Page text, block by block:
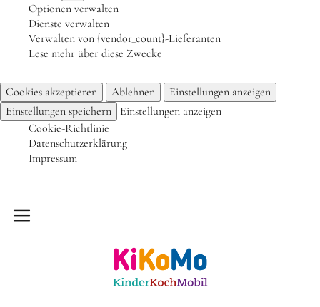
Optionen verwalten
Dienste verwalten
Verwalten von {vendor_count}-Lieferanten
Lese mehr über diese Zwecke
Cookies akzeptieren Ablehnen
Einstellungen anzeigen
Einstellungen speichern
Einstellungen anzeigen
Cookie-Richtlinie
Datenschutzerklärung
Impressum
Kinderkochmobil KiKoMo Karlsruhe
Kräuterwanderung und Outdoorkochen
Für KiTas
lernen
Winterzauber
Offene Angebote
Kindergeburtstag im KiKoMo
Mitmachen